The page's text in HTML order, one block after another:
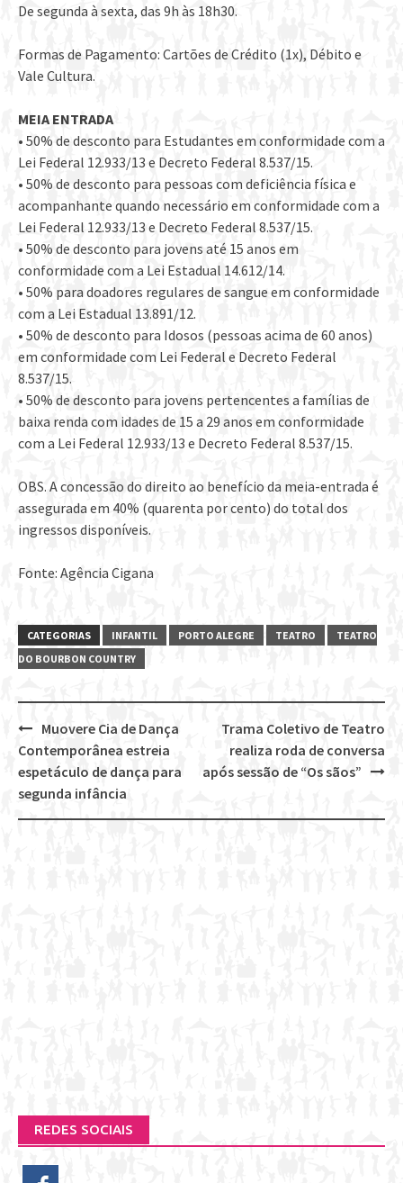
De segunda à sexta, das 9h às 18h30.
Formas de Pagamento: Cartões de Crédito (1x), Débito e
Vale Cultura.
MEIA ENTRADA
• 50% de desconto para Estudantes em conformidade com a
Lei Federal 12.933/13 e Decreto Federal 8.537/15.
• 50% de desconto para pessoas com deficiência física e
acompanhante quando necessário em conformidade com a
Lei Federal 12.933/13 e Decreto Federal 8.537/15.
• 50% de desconto para jovens até 15 anos em
conformidade com a Lei Estadual 14.612/14.
• 50% para doadores regulares de sangue em conformidade
com a Lei Estadual 13.891/12.
• 50% de desconto para Idosos (pessoas acima de 60 anos)
em conformidade com Lei Federal e Decreto Federal
8.537/15.
• 50% de desconto para jovens pertencentes a famílias de
baixa renda com idades de 15 a 29 anos em conformidade
com a Lei Federal 12.933/13 e Decreto Federal 8.537/15.
OBS. A concessão do direito ao benefício da meia-entrada é
assegurada em 40% (quarenta por cento) do total dos
ingressos disponíveis.
Fonte: Agência Cigana
CATEGORIAS INFANTIL PORTO ALEGRE TEATRO
TEATRO
DO BOURBON COUNTRY
Post
navigation
Trama Coletivo de Teatro
realiza roda de conversa
após sessão de “Os sãos”
Muovere Cia de Dança
Contemporânea estreia
espetáculo de dança para
segunda infância
REDES SOCIAIS